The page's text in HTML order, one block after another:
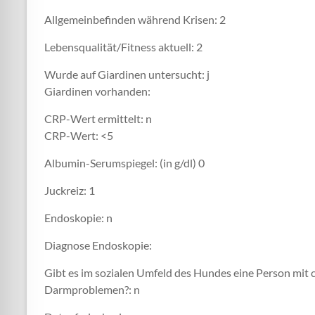
Allgemeinbefinden während Krisen: 2
Lebensqualität/Fitness aktuell: 2
Wurde auf Giardinen untersucht: j
Giardinen vorhanden:
CRP-Wert ermittelt: n
CRP-Wert: <5
Albumin-Serumspiegel: (in g/dl) 0
Juckreiz: 1
Endoskopie: n
Diagnose Endoskopie:
Gibt es im sozialen Umfeld des Hundes eine Person mit
Darmproblemen?: n